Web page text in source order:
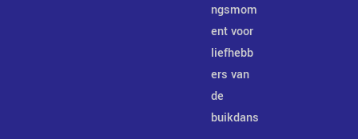
ngsmom
ent voor
liefhebb
ers van
de
buikdans